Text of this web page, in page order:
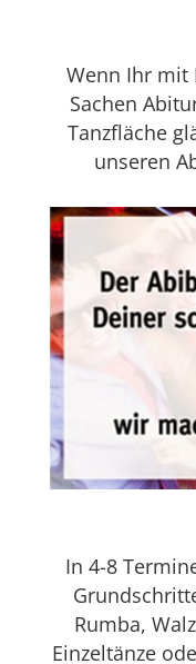
Wenn Ihr mit
Sachen
Tanzfläche
unseren
In 4-8
Rumba,
Einzeltänze